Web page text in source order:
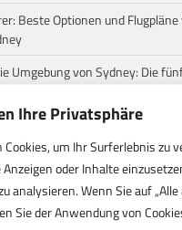
Ihre Privatsphäre
um Ihr Surferlebnis zu
oder Inhalte
analysieren. Wenn Sie auf
Sie der Anwendung von
Beste Optionen und Flugpläne
Umgebung von Sydney: Die
in Sydney? Diese häufigen
von Sydney zu den
der Ostküste Australiens